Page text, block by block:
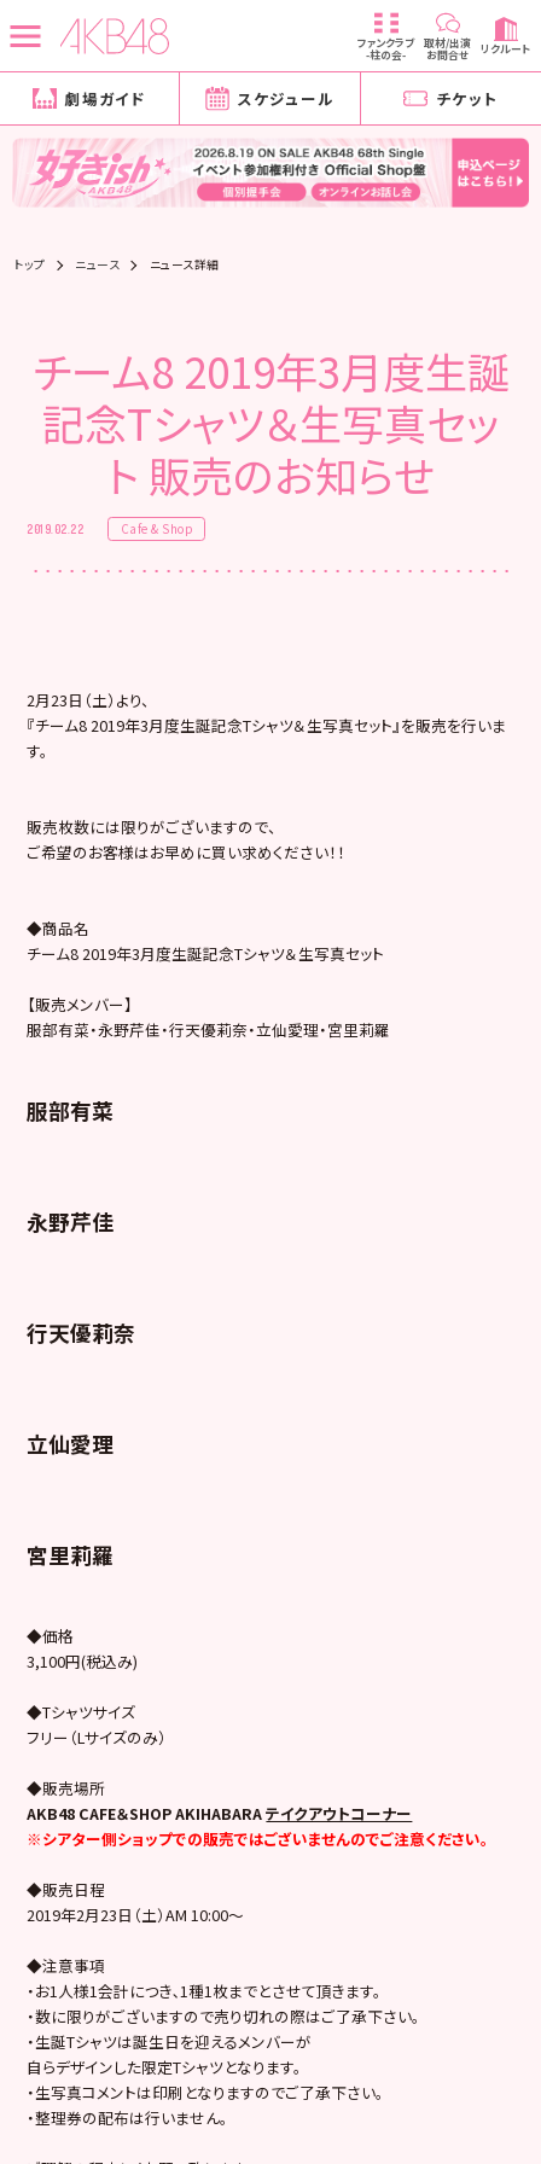
ファンクラブ
-柱の会-
取材/出演
お問合せ リクルート
劇場ガイド スケジュール チケット
トップ ニュース ニュース詳細
チーム8 2019年3月度生誕
記念Tシャツ＆生写真セッ
ト 販売のお知らせ
2019.02.22 Cafe & Shop
2月23日（土）より、
『チーム8 2019年3月度生誕記念Tシャツ＆生写真セット』を販売を行いま
す。
販売枚数には限りがございますので、
ご希望のお客様はお早めに買い求めください！！
◆商品名
チーム8 2019年3月度生誕記念Tシャツ＆生写真セット
【販売メンバー】
服部有菜・永野芹佳・行天優莉奈・立仙愛理・宮里莉羅
服部有菜
永野芹佳
行天優莉奈
立仙愛理
宮里莉羅
◆価格
3,100円(税込み)
◆Tシャツサイズ
フリー（Lサイズのみ）
◆販売場所
AKB48 CAFE＆SHOP AKIHABARAテイクアウトコーナー
※シアター側ショップでの販売ではございませんのでご注意ください。
◆販売日程
2019年2月23日（土）AM 10:00～
◆注意事項
・お1人様1会計につき､1種1枚までとさせて頂きます。
・数に限りがございますので売り切れの際はご了承下さい。
・生誕Tシャツは誕生日を迎えるメンバーが
自らデザインした限定Tシャツとなります。
・生写真コメントは印刷となりますのでご了承下さい。
・整理券の配布は行いません。